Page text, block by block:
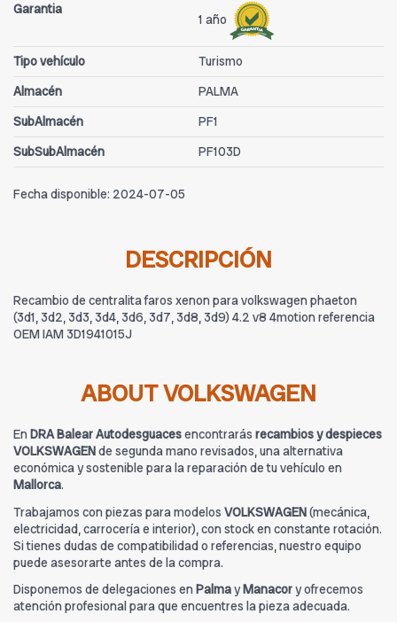
Garantia
1 año
Tipo vehículo
Turismo
Almacén
PALMA
SubAlmacén
PF1
SubSubAlmacén
PF103D
Fecha disponible: 2024-07-05
DESCRIPCIÓN
Recambio de centralita faros xenon para volkswagen phaeton
(3d1, 3d2, 3d3, 3d4, 3d6, 3d7, 3d8, 3d9) 4.2 v8 4motion referencia
OEM IAM 3D1941015J
ABOUT VOLKSWAGEN
En DRA Balear Autodesguacesencontrarás recambios y despieces
VOLKSWAGENde segunda mano revisados, una alternativa
económica y sostenible para la reparación de tu vehículo en
Mallorca.
Trabajamos con piezas para modelos VOLKSWAGEN(mecánica,
electricidad, carrocería e interior), con stock en constante rotación.
Si tienes dudas de compatibilidad o referencias, nuestro equipo
puede asesorarte antes de la compra.
Disponemos de delegaciones en PalmayManacory ofrecemos
atención profesional para que encuentres la pieza adecuada.